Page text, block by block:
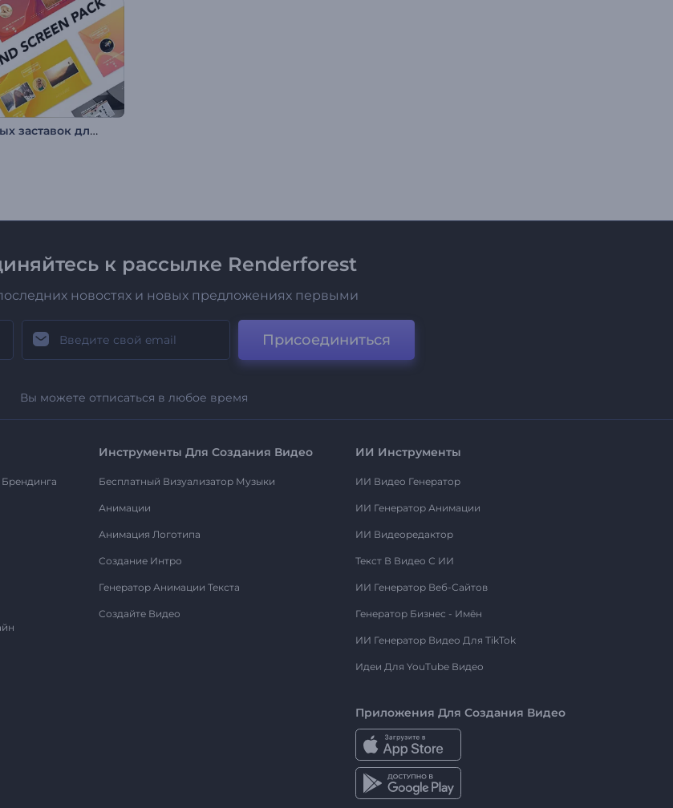
Набор конечных заставок для YouTube
к рассылке Renderforest
новостях и новых предложениях первыми
Присоединиться
Вы можете отписаться в любое время
Инструменты Для Создания Видео
Бесплатный Визуализатор Музыки
Анимации
Анимация Логотипа
Создание Интро
Генератор Анимации Текста
Создайте Видео
ИИ Инструменты
ИИ Видео Генератор
ИИ Генератор Анимации
ИИ Видеоредактор
Текст В Видео С ИИ
ИИ Генератор Веб-Сайтов
Генератор Бизнес - Имён
ИИ Генератор Видео Для TikTok
Идеи Для YouTube Видео
Приложения Для Создания Видео